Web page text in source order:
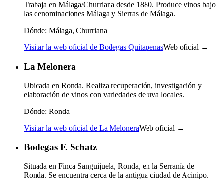
Trabaja en Málaga/Churriana desde 1880. Produce vinos bajo
las denominaciones Málaga y Sierras de Málaga.
Dónde: Málaga, Churriana
Visitar la web oficial de Bodegas QuitapenasWeb oficial →
La Melonera
Ubicada en Ronda. Realiza recuperación, investigación y
elaboración de vinos con variedades de uva locales.
Dónde: Ronda
Visitar la web oficial de La MeloneraWeb oficial →
Bodegas F. Schatz
Situada en Finca Sanguijuela, Ronda, en la Serranía de
Ronda. Se encuentra cerca de la antigua ciudad de Acinipo.